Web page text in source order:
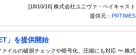
[18/10/16] 株式会社ユニヴァ・ペイキャスト
提供元： PRTIMES
」を提供開始
イルの破損チェックや暗号化、圧縮にも対応 〜 株式